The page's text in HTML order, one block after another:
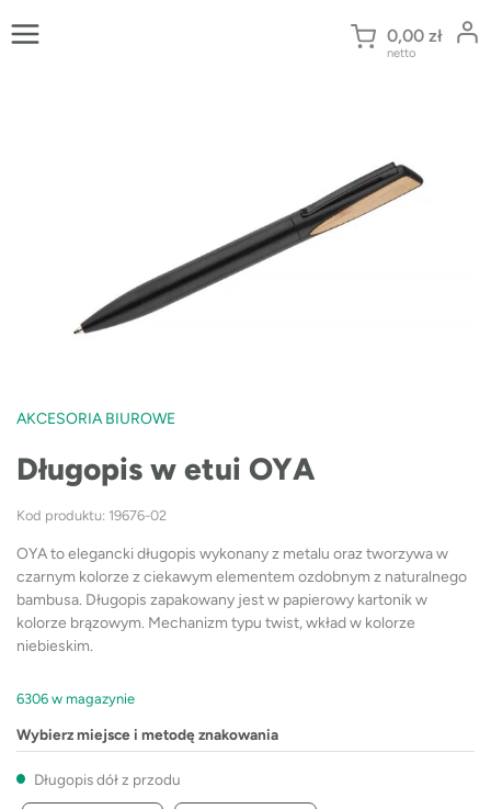
do
0,00 zł
netto
AKCESORIA BIUROWE
Długopis w etui OYA
Kod produktu: 19676-02
OYA to elegancki długopis wykonany z metalu oraz tworzywa w
czarnym kolorze z ciekawym elementem ozdobnym z naturalnego
bambusa. Długopis zapakowany jest w papierowy kartonik w
kolorze brązowym. Mechanizm typu twist, wkład w kolorze
niebieskim.
6306 w magazynie
Wybierz miejsce i metodę znakowania
Długopis dół z przodu